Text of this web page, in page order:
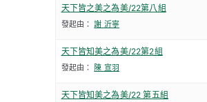
天下皆之美之為美/22第八組
發起由：謝 沂寧
天下皆知美之為美/22第2組
發起由： 陳 宣羽
天下皆知美之為美/22 第五組